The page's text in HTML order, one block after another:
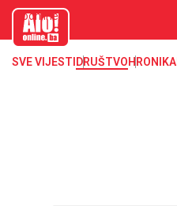
aloonline.b
SVE VIJESTI DRUŠTVOHRONIKA